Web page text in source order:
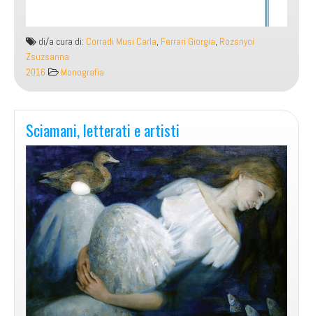
di/a cura di: Corradi Musi Carla, Ferrari Giorgia, Rozsnyoi
Zsuzsanna
2016
Monografia
Sciamani, letterati e artisti